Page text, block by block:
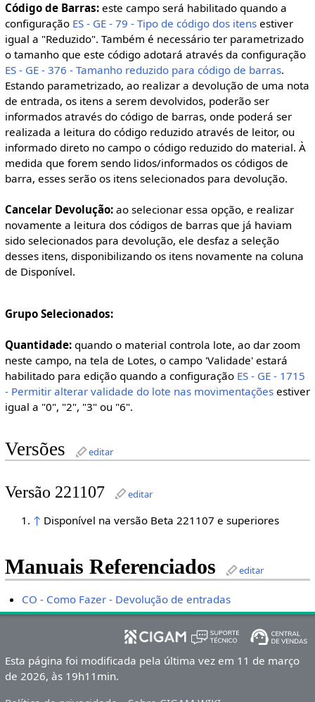
Código de Barras:este campo será habilitado quando a
configuração ES - GE - 79 - Tipo de código dos itensestiver
igual a "Reduzido". Também é necessário ter parametrizado
o tamanho que este código adotará através da configuração
ES - GE - 376 - Tamanho reduzido para código de barras.
Estando parametrizado, ao realizar a devolução de uma nota
de entrada, os itens a serem devolvidos, poderão ser
informados através do código de barras, onde poderá ser
realizada a leitura do código reduzido através de leitor, ou
informado direto no campo o código reduzido do material. À
medida que forem sendo lidos/informados os códigos de
barra, esses serão os itens selecionados para devolução.
Cancelar Devolução:ao selecionar essa opção, e realizar
novamente a leitura dos códigos de barras que já haviam
sido selecionados para devolução, ele desfaz a seleção
desses itens, disponibilizando os itens novamente na coluna
de Disponível.
Grupo Selecionados:
Quantidade:quando o material controla lote, ao dar zoom
neste campo, na tela de Lotes, o campo 'Validade' estará
habilitado para edição quando a configuração ES - GE - 1715
- Permitir alterar validade do lote nas movimentaçõesestiver
igual a "0", "2", "3" ou "6".
Versões editar
Versão 221107 editar
↑ Disponível na versão Beta 221107 e superiores
Manuais Referenciados editar
CO - Como Fazer - Devolução de entradas
Esta página foi modificada pela última vez em 11 de março
de 2026, às 19h11min.